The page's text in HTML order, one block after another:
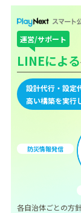
運営/サポート
LINEによる
設計代行・設定
高い構築を実行
防災情報発信
各自治体ごとの方